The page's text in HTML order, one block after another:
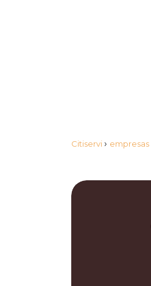
Citiservi › empresas